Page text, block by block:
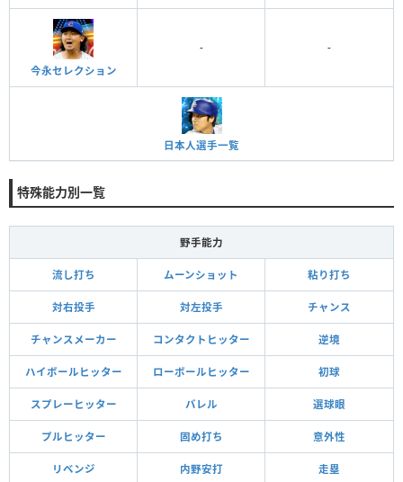
今永セレクション
- -
日本人選手一覧
特殊能力別一覧
野手能力
流し打ち ムーンショット 粘り打ち
対右投手 対左投手 チャンス
チャンスメーカー コンタクトヒッター 逆境
ハイボールヒッター ローボールヒッター 初球
スプレーヒッター バレル 選球眼
プルヒッター 固め打ち 意外性
リベンジ 内野安打 走塁